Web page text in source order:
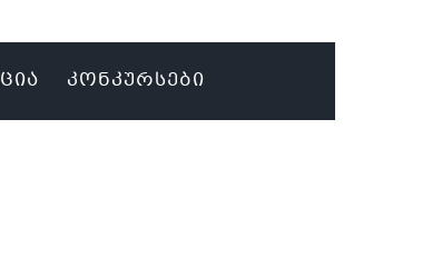
ᲙᲝᲜᲙᲣᲠᲡᲔᲑᲘ